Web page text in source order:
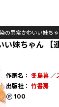
の異常かわいい妹ちゃ
い妹ちゃん 【
作家名： 冬島暮／
出版社： 竹書房
100